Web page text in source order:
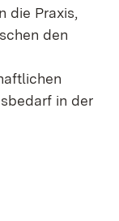
die Praxis,
den
in der